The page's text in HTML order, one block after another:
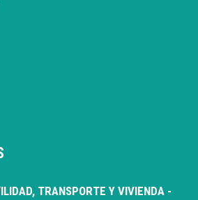
TRANSPORTE Y VIVIENDA -